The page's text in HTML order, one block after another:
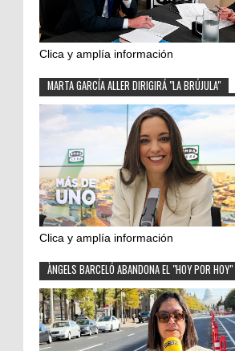
Clica y amplía información
MARTA GARCÍA ALLER DIRIGIRÁ "LA BRÚJULA"
Clica y amplía información
ÀNGELS BARCELÓ ABANDONA EL "HOY POR HOY"